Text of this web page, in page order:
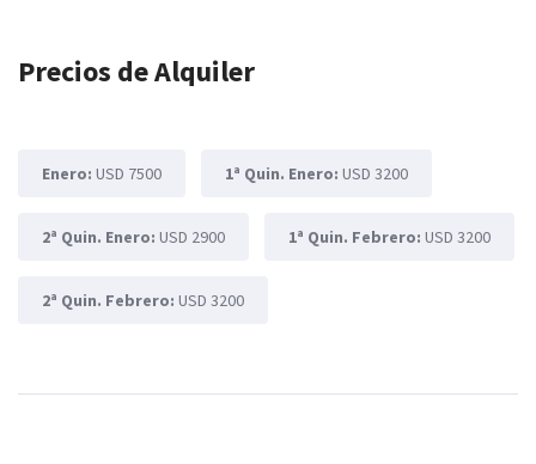
Precios de Alquiler
Enero: USD 7500 1ª Quin. Enero: USD 3200
2ª Quin. Enero: USD 2900 1ª Quin. Febrero: USD 3200
2ª Quin. Febrero: USD 3200